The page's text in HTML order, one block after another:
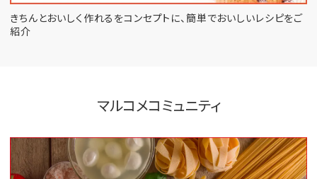
きちんとおいしく作れるをコンセプトに、簡単でおいしいレシピをご
紹介
マルコメコミュニティ